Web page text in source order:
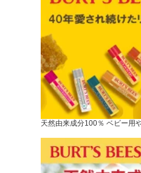
天然由来成分100％ ベビー用